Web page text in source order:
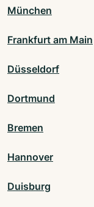
München
Frankfurt am Main
Düsseldorf
Dortmund
Bremen
Hannover
Duisburg